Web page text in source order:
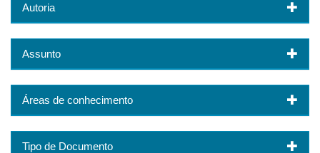
Autoria
Assunto
Áreas de conhecimento
Tipo de Documento